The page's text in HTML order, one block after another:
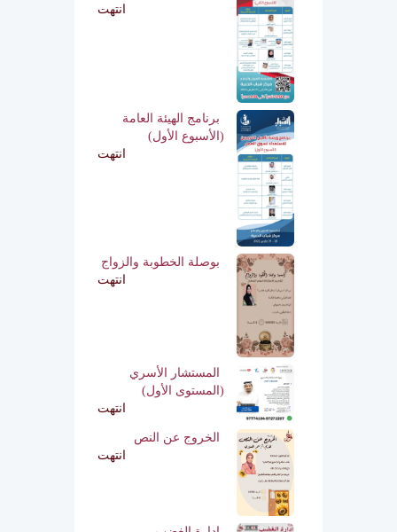
انتهت
برنامج الهيئة العامة
(الأسبوع الأول)
انتهت
بوصلة الخطوبة والزواج
انتهت
المستشار الأسري
(المستوى الأول)
انتهت
الخروج عن النص
انتهت